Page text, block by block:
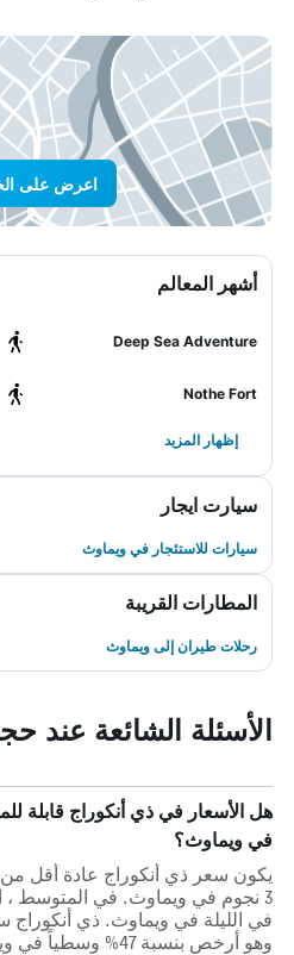
اعرض على
أشهر المعالم
Deep Sea Adventure
Nothe Fort
إظهار المزيد
سيارت ايجار
سيارات للاستئجار في ويماوث
المطارات القريبة
رحلات طيران إلى ويماوث
الأسئلة الشائعة عند
في ويماوث؟
يكون سعر ذي أنكوراج عادة
وهو أرخص بنسبة 47% وسطياً في ويماوث.